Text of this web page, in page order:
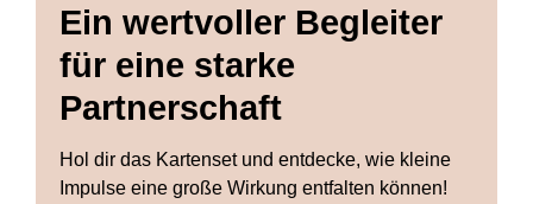
Ein wertvoller Begleiter
für eine starke
Partnerschaft
Hol dir das Kartenset und entdecke, wie kleine
Impulse eine große Wirkung entfalten können!